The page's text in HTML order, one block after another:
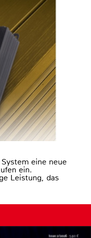
eine neue
ein.
Leistung, das